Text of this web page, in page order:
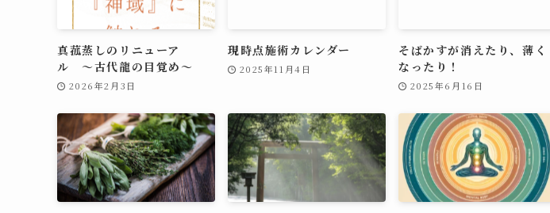
真菰蒸しのリニューア
ル 〜古代龍の目覚め～
2026年2月3日
現時点施術カレンダー
2025年11月4日
そばかすが消えたり、薄く
なったり！
2025年6月16日